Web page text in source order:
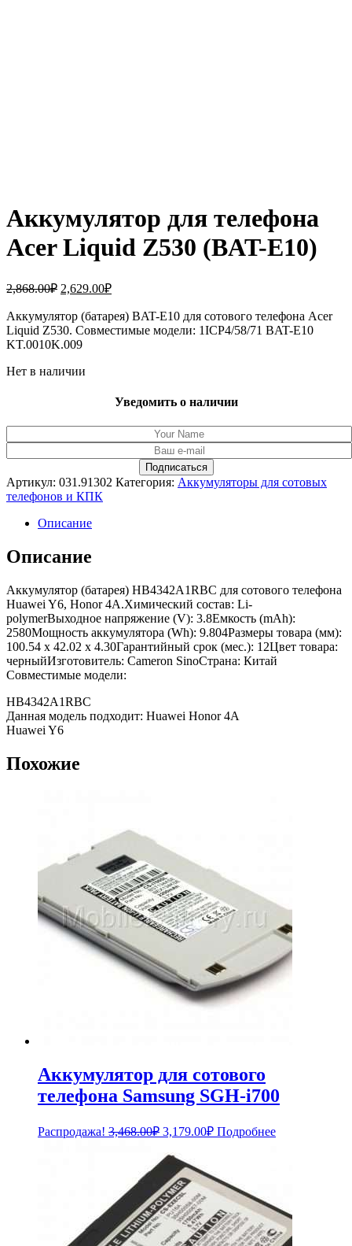
Аккумулятор для телефона
Acer Liquid Z530 (BAT-E10)
2,868.00₽ Первоначальная
составляла
2,868.00₽.
2,629.00₽Текущая
2,629.00₽.
Аккумулятор (батарея) BAT-E10 для сотового телефона Acer
Liquid Z530. Совместимые модели: 1ICP4/58/71 BAT-E10
KT.0010K.009
Нет в наличии
Уведомить о наличии
Артикул: 031.91302 Категория: Аккумуляторы для сотовых
телефонов и КПК
Описание
Описание
Аккумулятор (батарея) HB4342A1RBC для сотового телефона
Huawei Y6, Honor 4A.Химический состав: Li-
polymerВыходное напряжение (V): 3.8Емкость (mAh):
2580Мощность аккумулятора (Wh): 9.804Размеры товара (мм):
100.54 x 42.02 x 4.30Гарантийный срок (мес.): 12Цвет товара:
черныйИзготовитель: Cameron SinoСтрана: Китай
Совместимые модели:
HB4342A1RBC
Данная модель подходит: Huawei Honor 4A
Huawei Y6
Похожие
Аккумулятор для сотового
телефона Samsung SGH-i700
Распродажа! 3,468.00₽ Первоначальная
составляла
3,468.00₽.
3,179.00₽Текущая
цена:
Подробнее